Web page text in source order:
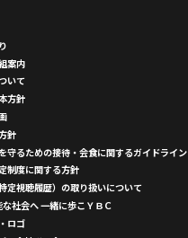
案内
いて
方針
針
守るための接待・会食に関するガイドライン
制度に関する方針
定視聴履歴）の取り扱いについて
社会へ 一緒に歩こＹＢＣ
ロゴ